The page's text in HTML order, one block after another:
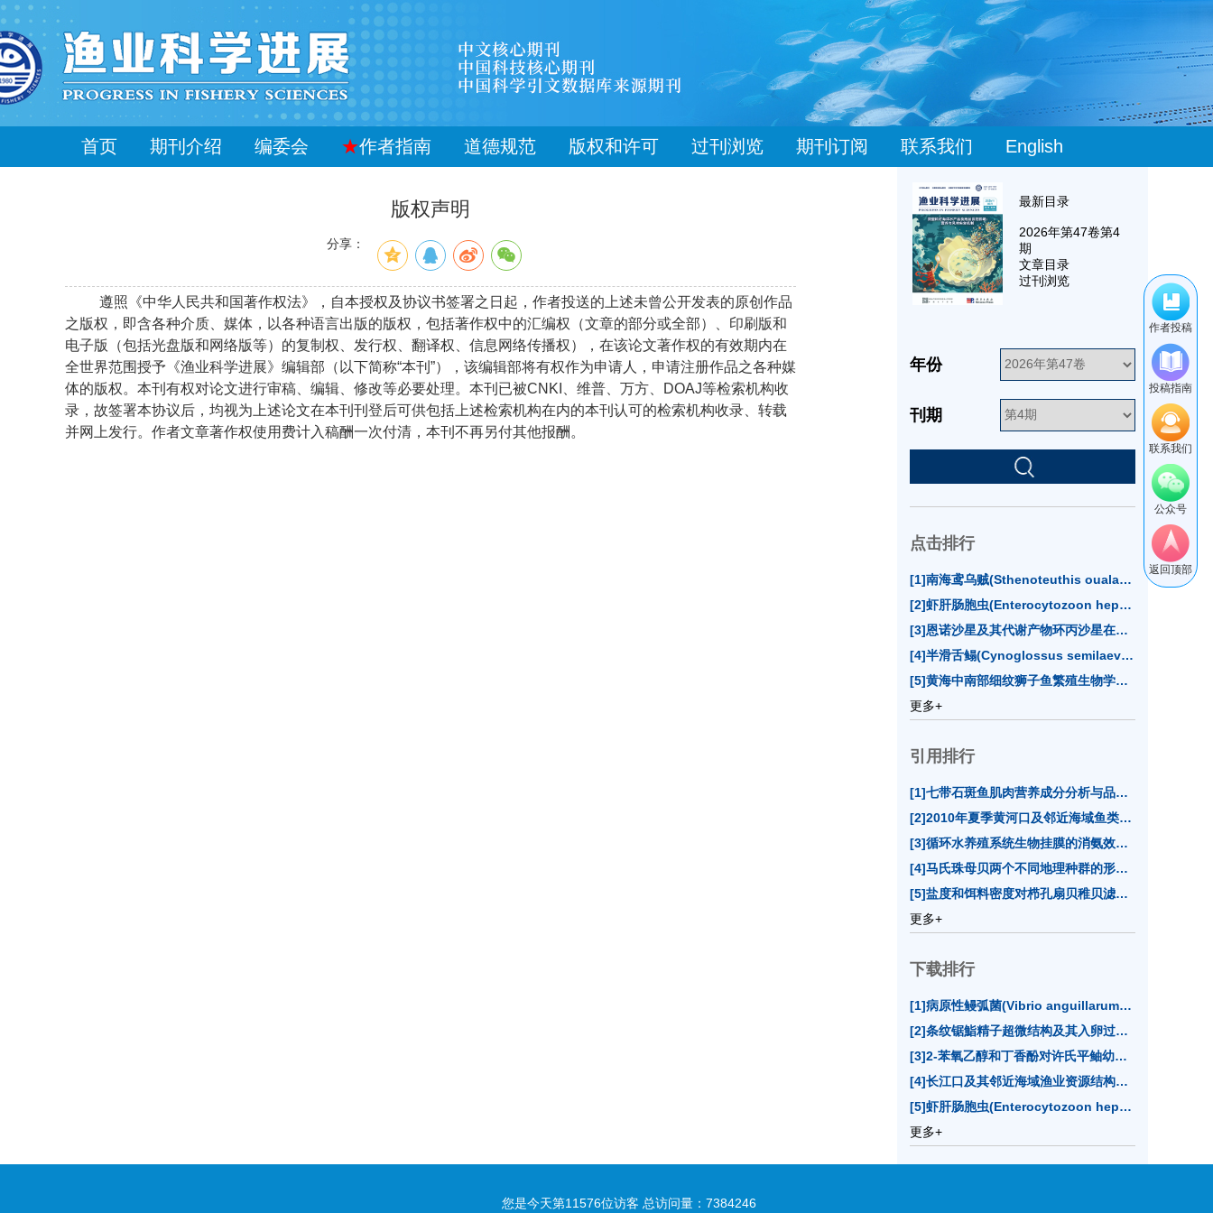
首页 期刊介绍 编委会 ★作者指南 道德规范 版权和许可 过刊浏览 期刊订阅 联系我们 English
版权声明
分享：
遵照《中华人民共和国著作权法》，自本授权及协议书签署之日起，作者投送的上述未曾公开发表的原创作品
之版权，即含各种介质、媒体，以各种语言出版的版权，包括著作权中的汇编权（文章的部分或全部）、印刷版和
电子版（包括光盘版和网络版等）的复制权、发行权、翻译权、信息网络传播权），在该论文著作权的有效期内在
全世界范围授予《渔业科学进展》编辑部（以下简称“本刊 ”），该编辑部将有权作为申请人，申请注册作品之各种媒
体的版权。本刊有权对论文进行审稿、编辑、修改等必要处理。本刊已被CNKI 、维普、万方、 DOAJ等检索机构收
录，故签署本协议后，均视为上述论文在本刊刊登后可供包括上述检索机构在内的本刊认可的检索机构收录、转载
并网上发行。作者文章著作权使用费计入稿酬一次付清，本刊不再另付其他报酬。
最新目录
2026年第47卷第4
期
文章目录
过刊浏览
年份
刊期
点击排行
[1]南海鸢乌贼(Sthenoteuthis oualaniensis
)资源
[2]虾肝肠胞虫(Enterocytozoon hepatopenaei
[3]恩诺沙星及其代谢产物环丙沙星在牙鲆体内代谢消除规律(15085)
[4]半滑舌鳎(Cynoglossus semilaevis
)Sox基因家
[5]黄海中南部细纹狮子鱼繁殖生物学特征的年际变化(14762)
更多+
引用排行
[1]七带石斑鱼肌肉营养成分分析与品质评价(12)
[2]2010年夏季黄河口及邻近海域鱼类群落多样性(10)
[3]循环水养殖系统生物挂膜的消氨效果及影响因素分析(8)
[4]马氏珠母贝两个不同地理种群的形态性状(7)
[5]盐度和饵料密度对栉孔扇贝稚贝滤水率的影响(7)
更多+
下载排行
[1]病原性鳗弧菌(Vibrio anguillarum)双重PCR与
[2]条纹锯鮨精子超微结构及其入卵过程的电镜观察(12707)
[3]2-苯氧乙醇和丁香酚对许氏平鲉幼鱼麻醉效果的实验研究(12608)
[4]长江口及其邻近海域渔业资源结构的季节变化(11915)
[5]虾肝肠胞虫(Enterocytozoon hepatopenaei
更多+
作者投稿
投稿指南
联系我们
公众号
返回顶部
您是今天第11576位访客 总访问量： 7384246